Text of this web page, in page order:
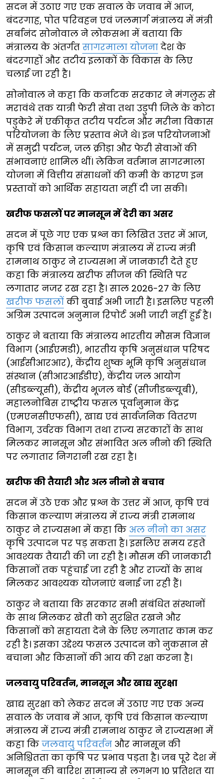
सदन में उठाए गए एक सवाल के जवाब में आज,
बंदरगाह, पोत परिवहन एवं जलमार्ग मंत्रालय में मंत्री
सर्बानंद सोनोवाल ने लोकसभा में बताया कि
मंत्रालय के अंतर्गत सागरमाला योजना देश के
बंदरगाहों और तटीय इलाकों के विकास के लिए
चलाई जा रही है।
सोनोवाल ने कहा कि कर्नाटक सरकार ने मंगलुरु से
मरावंथे तक यात्री फेरी सेवा तथा उडुपी जिले के कोटा
पडुकेरे में एकीकृत तटीय पर्यटन और मरीना विकास
परियोजना के लिए प्रस्ताव भेजे थे। इन परियोजनाओं
में समुद्री पर्यटन, जल क्रीड़ा और फेरी सेवाओं की
संभावनाएं शामिल थीं। लेकिन वर्तमान सागरमाला
योजना में वित्तीय संसाधनों की कमी के कारण इन
प्रस्तावों को आर्थिक सहायता नहीं दी जा सकी।
खरीफ फसलों पर मानसून में देरी का असर
सदन में पूछे गए एक प्रश्न का लिखित उत्तर में आज,
कृषि एवं किसान कल्याण मंत्रालय में राज्य मंत्री
रामनाथ ठाकुर ने राज्यसभा में जानकारी देते हुए
कहा कि मंत्रालय खरीफ सीजन की स्थिति पर
लगातार नजर रख रहा है। साल 2026-27 के लिए
खरीफ फसलों की बुवाई अभी जारी है। इसलिए पहली
अग्रिम उत्पादन अनुमान रिपोर्ट अभी जारी नहीं हुई है।
ठाकुर ने बताया कि मंत्रालय भारतीय मौसम विज्ञान
विभाग (आईएमडी), भारतीय कृषि अनुसंधान परिषद
(आईसीआरआर), केंद्रीय शुष्क भूमि कृषि अनुसंधान
संस्थान (सीआरआईडीए), केंद्रीय जल आयोग
(सीडब्ल्यूसी), केंद्रीय भूजल बोर्ड (सीजीडब्ल्यूबी),
महालनोबिस राष्ट्रीय फसल पूर्वानुमान केंद्र
(एमएनसीएफसी), खाद्य एवं सार्वजनिक वितरण
विभाग, उर्वरक विभाग तथा राज्य सरकारों के साथ
मिलकर मानसून और संभावित अल नीनो की स्थिति
पर लगातार निगरानी रख रहा है।
खरीफ की तैयारी और अल नीनो से बचाव
सदन में उठे एक और प्रश्न के उत्तर में आज, कृषि एवं
किसान कल्याण मंत्रालय में राज्य मंत्री रामनाथ
ठाकुर ने राज्यसभा में कहा कि अल नीनो का असर
कृषि उत्पादन पर पड़ सकता है। इसलिए समय रहते
आवश्यक तैयारी की जा रही है। मौसम की जानकारी
किसानों तक पहुंचाई जा रही है और राज्यों के साथ
मिलकर आवश्यक योजनाएं बनाई जा रही हैं।
ठाकुर ने बताया कि सरकार सभी संबंधित संस्थानों
के साथ मिलकर खेती को सुरक्षित रखने और
किसानों को सहायता देने के लिए लगातार काम कर
रही है। इसका उद्देश्य फसल उत्पादन को नुकसान से
बचाना और किसानों की आय की रक्षा करना है।
जलवायु परिवर्तन, मानसून और खाद्य सुरक्षा
खाद्य सुरक्षा को लेकर सदन में उठाए गए एक अन्य
सवाल के जवाब में आज, कृषि एवं किसान कल्याण
मंत्रालय में राज्य मंत्री रामनाथ ठाकुर ने राज्यसभा में
कहा कि जलवायु परिवर्तन और मानसून की
अनिश्चितता का कृषि पर प्रभाव पड़ता है। जब पूरे देश में
मानसून की बारिश सामान्य से लगभग 10 प्रतिशत या